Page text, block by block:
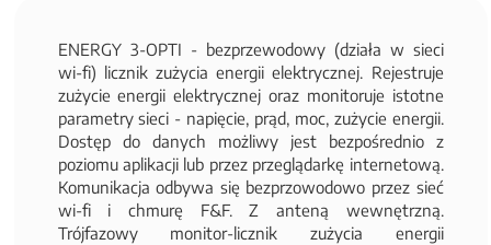
ENERGY 3-OPTI - bezprzewodowy (działa w sieci
wi-fi) licznik zużycia energii elektrycznej. Rejestruje
zużycie energii elektrycznej oraz monitoruje istotne
parametry sieci - napięcie, prąd, moc, zużycie energii.
Dostęp do danych możliwy jest bezpośrednio z
poziomu aplikacji lub przez przeglądarkę internetową.
Komunikacja odbywa się bezprzowodowo przez sieć
wi-fi i chmurę F&F. Z anteną wewnętrzną.
Trójfazowy monitor-licznik zużycia energii